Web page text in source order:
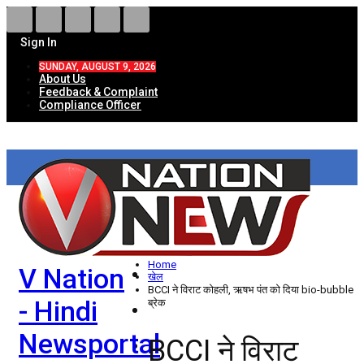
Sign In
SUNDAY, AUGUST 9, 2026
About Us
Feedback & Complaint
Compliance Officer
V Nation
- Hindi
Newsportal
HOME
ताज़ा खबरें
देश
विदेश
राज्य
उत्तर प्रदेश
Home
खेल
BCCI ने विराट कोहली, ऋषभ पंत को दिया bio-bubble
ब्रेक
BCCI ने विराट